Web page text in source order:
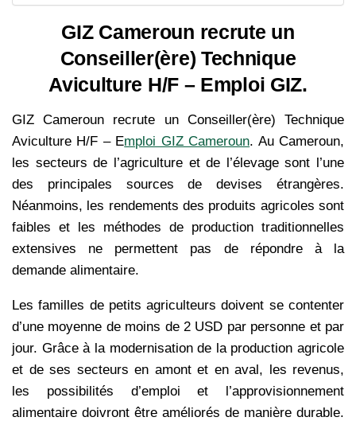
GIZ Cameroun recrute un
Conseiller(ère) Technique
Aviculture H/F – Emploi GIZ.
GIZ Cameroun recrute un Conseiller(ère) Technique
Aviculture H/F – Emploi GIZ Cameroun. Au Cameroun,
les secteurs de l’agriculture et de l’élevage sont l’une
des principales sources de devises étrangères.
Néanmoins, les rendements des produits agricoles sont
faibles et les méthodes de production traditionnelles
extensives ne permettent pas de répondre à la
demande alimentaire.
Les familles de petits agriculteurs doivent se contenter
d’une moyenne de moins de 2 USD par personne et par
jour. Grâce à la modernisation de la production agricole
et de ses secteurs en amont et en aval, les revenus,
les possibilités d’emploi et l’approvisionnement
alimentaire doivront être améliorés de manière durable.